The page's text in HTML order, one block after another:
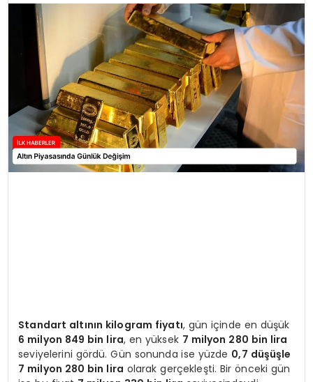
TEKNOLOJI
YAŞAM
Standart altının kilogram fiyatı, gün içinde en düşük
6 milyon 849 bin lira, en yüksek 7 milyon 280 bin lira
seviyelerini gördü. Gün sonunda ise yüzde 0,7 düşüşle
7 milyon 280 bin lira olarak gerçekleşti. Bir önceki gün